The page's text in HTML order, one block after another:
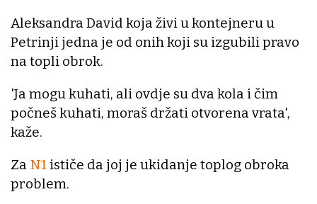
Aleksandra David koja živi u kontejneru u
Petrinji jedna je od onih koji su izgubili pravo
na topli obrok.
'Ja mogu kuhati, ali ovdje su dva kola i čim
počneš kuhati, moraš držati otvorena vrata',
kaže.
Za N1 ističe da joj je ukidanje toplog obroka
problem.